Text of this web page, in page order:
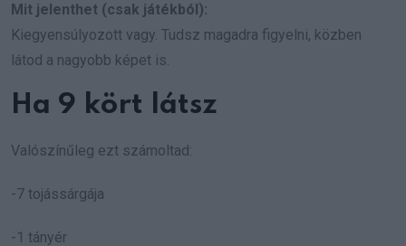
Mit jelenthet (csak játékból):
Kiegyensúlyozott vagy. Tudsz magadra figyelni, közben
látod a nagyobb képet is.
Ha 9 kört látsz
Valószínűleg ezt számoltad:
-7 tojássárgája
-1 tányér